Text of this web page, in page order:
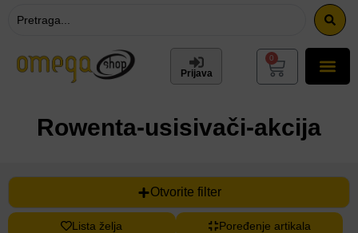
Prijava
0
Rowenta-usisivači-akcija
Otvorite filter
Lista želja Poređenje artikala